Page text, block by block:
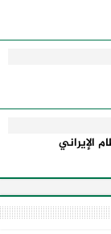
الإيراني